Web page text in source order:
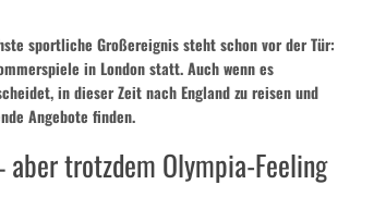
sportliche Großereignis steht schon vor der Tür:
in London statt. Auch wenn es
in dieser Zeit nach England zu reisen und
Angebote finden.
trotzdem Olympia-Feeling